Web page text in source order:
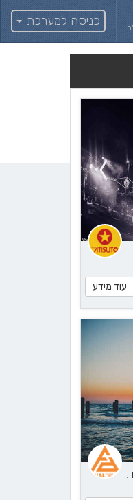
כניסה למערכת
עוד מידע
פיינל דראם - Final Drum - תקליטנים - DJ, נגן / הרכב מוזיקלי, שירותי מוזיקה